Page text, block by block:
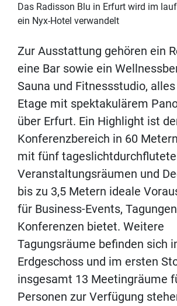
Das Radisson Blu in Erfurt wird im
ein Nyx-Hotel verwandelt
Zur Ausstattung gehören ein
eine Bar sowie ein
Sauna und Fitnessstudio,
Etage mit spektakulärem
über Erfurt. Ein Highlight ist
Konferenzbereich in 60
mit fünf
Veranstaltungsräumen und
bis zu 3,5 Metern ideale
für Business-Events,
Konferenzen bietet. Weitere
Tagungsräume befinden sich
Erdgeschoss und im ersten
insgesamt 13 Meetingräume
Personen zur Verfügung